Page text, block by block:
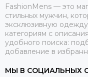
FashionMens — это
стильных мужчин,
эксклюзивную
категориям с
удобного поиска:
добавление в
МЫ В СОЦИАЛЬНЫХ